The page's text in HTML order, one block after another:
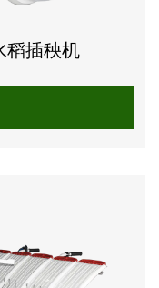
稻插秧机